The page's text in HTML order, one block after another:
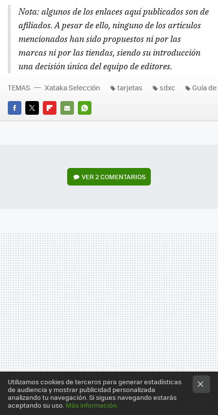
Nota: algunos de los enlaces aquí publicados son de
afiliados. A pesar de ello, ninguno de los artículos
mencionados han sido propuestos ni por las
marcas ni por las tiendas, siendo su introducción
una decisión única del equipo de editores.
FACEBOOK
TWITTERFLIPBOARD
E-
WHATSAPP
TEMAS Xataka Selección tarjetas sdxc Guía
VER2 COMENTARIOS
Utilizamos cookies de terceros para generar estadísticas
de audiencia y mostrar publicidad personalizada
analizando tu navegación. Si sigues navegando estarás
aceptando su uso. Más información